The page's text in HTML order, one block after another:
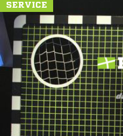
SERVICE